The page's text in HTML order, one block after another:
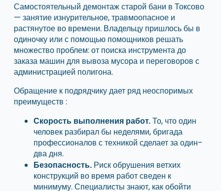
Самостоятельный демонтаж старой бани в Токсово
— занятие изнурительное, травмоопасное и
растянутое во времени. Владельцу пришлось бы в
одиночку или с помощью помощников решать
множество проблем: от поиска инструмента до
заказа машин для вывоза мусора и переговоров с
администрацией полигона.
Обращение к подрядчику дает ряд неоспоримых
преимуществ :
Скорость выполнения работ. То, что один
человек разбирал бы неделями, бригада
профессионалов с техникой сделает за один-
два дня.
Безопасность. Риск обрушения ветхих
конструкций во время работ сведен к
минимуму. Специалисты знают, как обойти